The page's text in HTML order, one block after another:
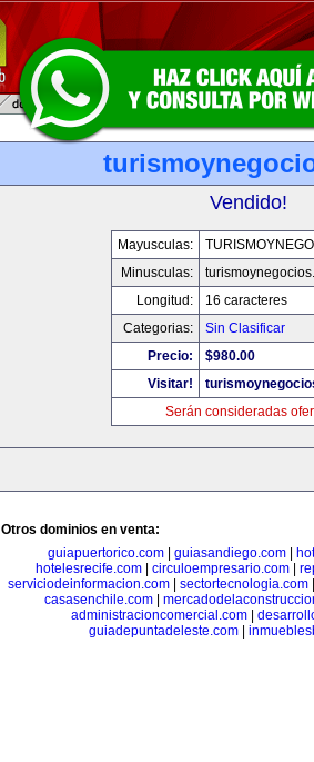
Vendido!
Mayusculas:
Minusculas:
Longitud:
16 caracteres
Categorias:
Sin Clasificar
Precio:
$980.00
Visitar!
Serán consideradas
Otros dominios en venta:
guiapuertorico.com| guiasandiego.com|
hotelesrecife.com| circuloempresario.com|
serviciodeinformacion.com
sectortecnologia.com
casasenchile.com|
administracioncomercial.com|
guiadepuntadeleste.com